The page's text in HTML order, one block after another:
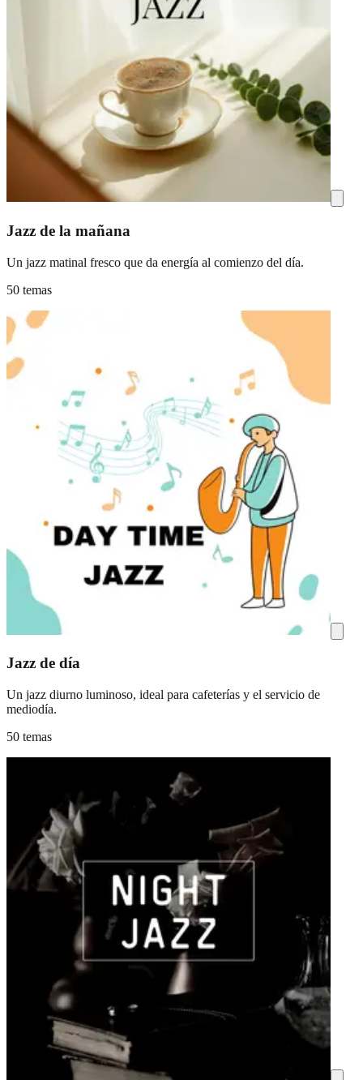
Jazz de la mañana
Un jazz matinal fresco que da energía al comienzo del día.
50 temas
Jazz de día
Un jazz diurno luminoso, ideal para cafeterías y el servicio de
mediodía.
50 temas